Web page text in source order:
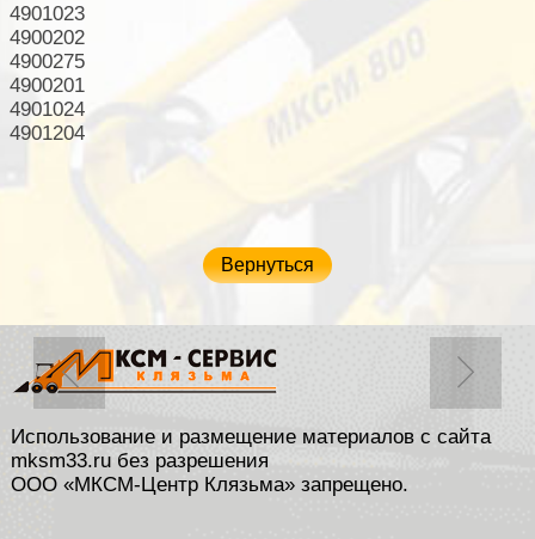
4901023
4900202
4900275
4900201
4901024
4901204
Вернуться
Использование и размещение материалов с сайта
mksm33.ru без разрешения
ООО «МКСМ-Центр Клязьма» запрещено.